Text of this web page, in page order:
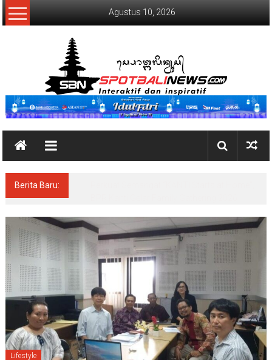
Lompat
ke
Agustus 10, 2026
SpotBaliNews
Berita Baru:
Lifestyle